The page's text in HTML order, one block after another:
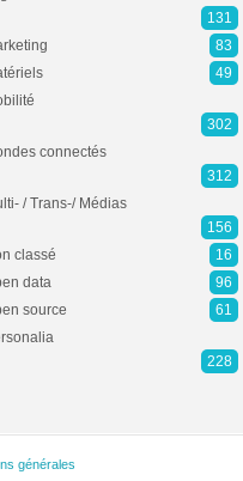
131
83
49
302
connectés
312
/ Trans-/ Médias
156
classé
16
data
96
source
61
228
générales